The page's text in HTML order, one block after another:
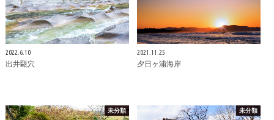
2022.6.10
出井甌穴
2021.11.25
夕日ヶ浦海岸
未分類 未分類